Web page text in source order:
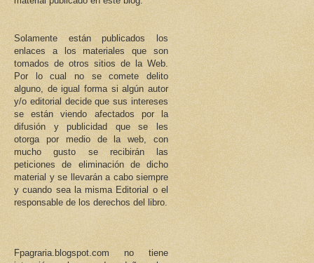
Solamente están publicados los
enlaces a los materiales que son
tomados de otros sitios de la Web.
Por lo cual no se comete delito
alguno, de igual forma si algún autor
y/o editorial decide que sus intereses
se están viendo afectados por la
difusión y publicidad que se les
otorga por medio de la web, con
mucho gusto se recibirán las
peticiones de eliminación de dicho
material y se llevarán a cabo siempre
y cuando sea la misma Editorial o el
responsable de los derechos del libro.
Fpagraria.blogspot.com no tiene